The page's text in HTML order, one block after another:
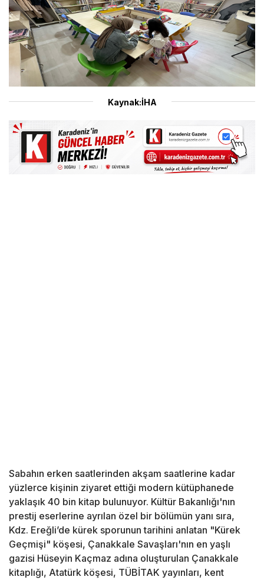
Kaynak:İHA
Sabahın erken saatlerinden akşam saatlerine kadar
yüzlerce kişinin ziyaret ettiği modern kütüphanede
yaklaşık 40 bin kitap bulunuyor. Kültür Bakanlığı'nın
prestij eserlerine ayrılan özel bir bölümün yanı sıra,
Kdz. Ereğli’de kürek sporunun tarihini anlatan "Kürek
Geçmişi" köşesi, Çanakkale Savaşları'nın en yaşlı
gazisi Hüseyin Kaçmaz adına oluşturulan Çanakkale
kitaplığı, Atatürk köşesi, TÜBİTAK yayınları, kent